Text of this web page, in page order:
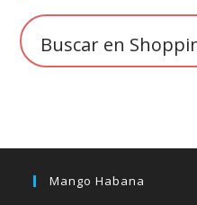
la
de
Mango Habana